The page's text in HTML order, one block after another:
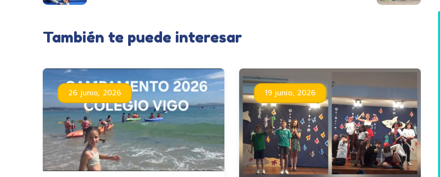
También te puede interesar
26 junio, 2026 19 junio, 2026